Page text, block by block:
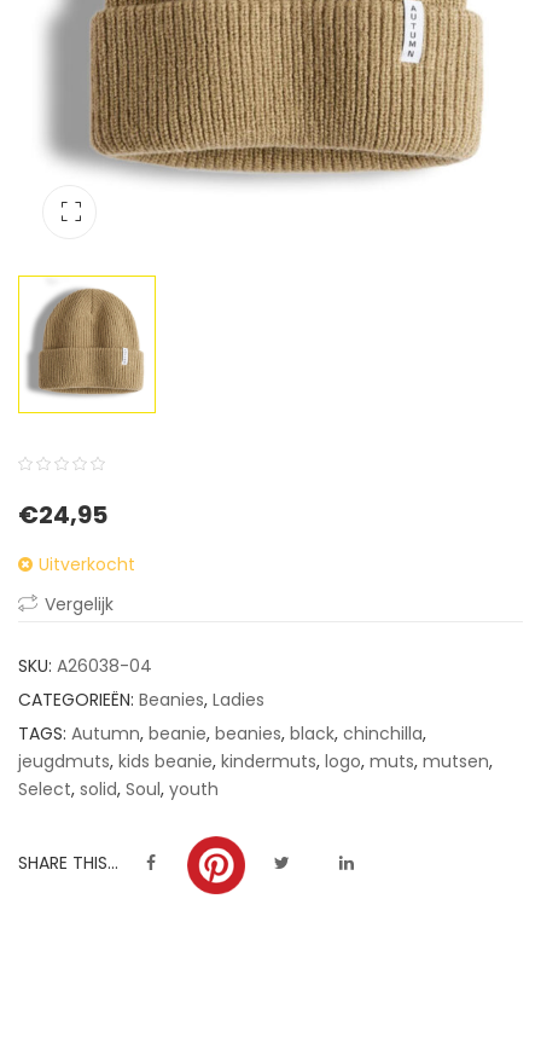
out
on
ratings
€24,95
Uitverkocht
Vergelijk
SKU: A26038-04
CATEGORIEËN: Beanies, Ladies
TAGS: Autumn, beanie, beanies, black, chinchilla,
jeugdmuts, kids beanie, kindermuts, logo, muts, mutsen,
Select, solid, Soul, youth
SHARE THIS...